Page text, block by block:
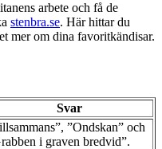
arbete och få de
stenbra.se. Här hittar du
mer om dina favoritkändisar.
Svar
”Ondskan” och
i graven bredvid”.